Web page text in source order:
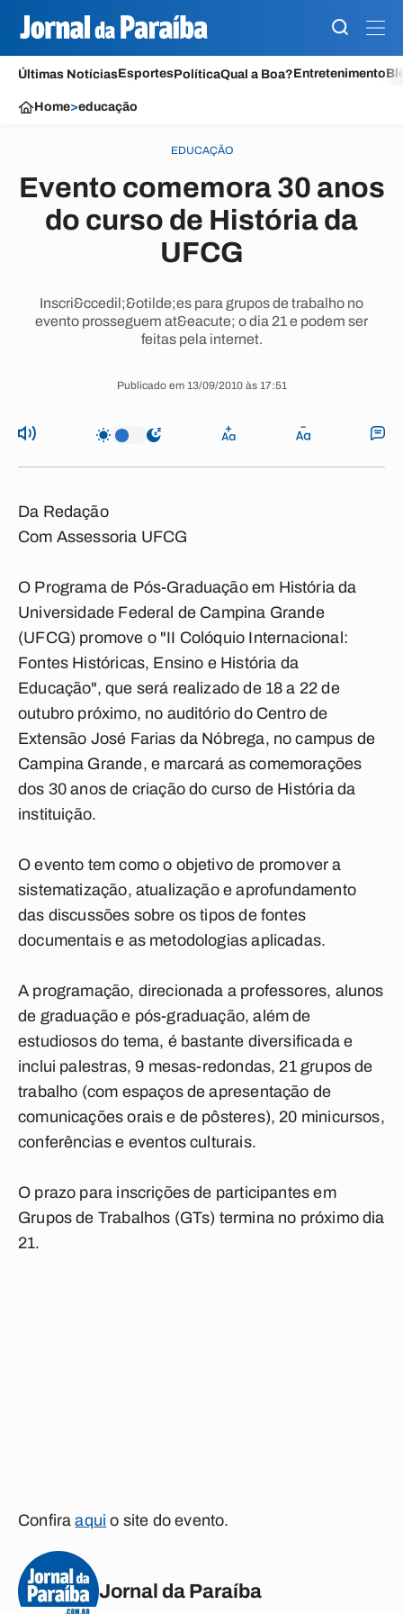
Últimas NotíciasEsportesPolíticaQual a Boa?Entretenimento
Home>educação
EDUCAÇÃO
Evento comemora 30 anos
do curso de História da
UFCG
Inscri&ccedil;&otilde;es para grupos de trabalho no
evento prosseguem at&eacute; o dia 21 e podem ser
feitas pela internet.
Publicado em 13/09/2010 às 17:51
Da Redação
Com Assessoria UFCG
O Programa de Pós-Graduação em História da
Universidade Federal de Campina Grande
(UFCG) promove o "II Colóquio Internacional:
Fontes Históricas, Ensino e História da
Educação", que será realizado de 18 a 22 de
outubro próximo, no auditório do Centro de
Extensão José Farias da Nóbrega, no campus de
Campina Grande, e marcará as comemorações
dos 30 anos de criação do curso de História da
instituição.
O evento tem como o objetivo de promover a
sistematização, atualização e aprofundamento
das discussões sobre os tipos de fontes
documentais e as metodologias aplicadas.
A programação, direcionada a professores, alunos
de graduação e pós-graduação, além de
estudiosos do tema, é bastante diversificada e
inclui palestras, 9 mesas-redondas, 21 grupos de
trabalho (com espaços de apresentação de
comunicações orais e de pôsteres), 20 minicursos,
conferências e eventos culturais.
O prazo para inscrições de participantes em
Grupos de Trabalhos (GTs) termina no próximo dia
21.
Confiraaqui o site do evento.
Jornal da Paraíba